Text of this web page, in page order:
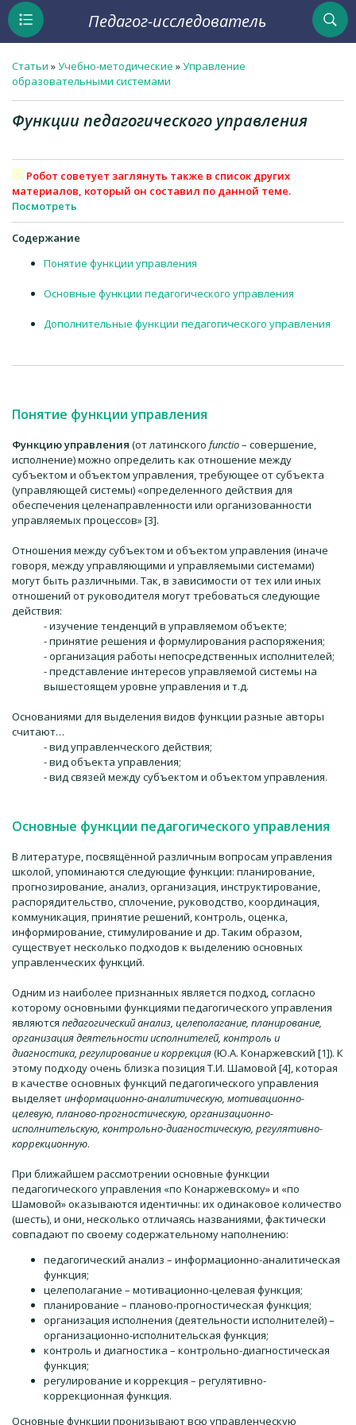
Педагог-исследователь
Статьи »Учебно-методические »Управление
образовательными системами
Функции педагогического управления
Робот советует заглянуть также в список других
материалов, который он составил по данной теме.
Посмотреть
Содержание
Понятие функции управления
Основные функции педагогического управления
Дополнительные функции педагогического управления
Понятие функции управления
Функцию управления (от латинского functio– совершение,
исполнение) можно определить как отношение между
субъектом и объектом управления, требующее от субъекта
(управляющей системы) «определенного действия для
обеспечения целенаправленности или организованности
управляемых процессов» [3].
Отношения между субъектом и объектом управления (иначе
говоря, между управляющими и управляемыми системами)
могут быть различными. Так, в зависимости от тех или иных
отношений от руководителя могут требоваться следующие
действия:
- изучение тенденций в управляемом объекте;
- принятие решения и формулирования распоряжения;
- организация работы непосредственных исполнителей;
- представление интересов управляемой системы на
вышестоящем уровне управления и т.д.
Основаниями для выделения видов функции разные авторы
считают…
- вид управленческого действия;
- вид объекта управления;
- вид связей между субъектом и объектом управления.
Основные функции педагогического управления
В литературе, посвящённой различным вопросам управления
школой, упоминаются следующие функции: планирование,
прогнозирование, анализ, организация, инструктирование,
распорядительство, сплочение, руководство, координация,
коммуникация, принятие решений, контроль, оценка,
информирование, стимулирование и др. Таким образом,
существует несколько подходов к выделению основных
управленческих функций.
Одним из наиболее признанных является подход, согласно
которому основными функциями педагогического управления
являются педагогический анализ, целеполагание, планирование,
организация деятельности исполнителей, контроль и
диагностика, регулирование и коррекция(Ю.А. Конаржевский [1]). К
этому подходу очень близка позиция Т.И. Шамовой [4], которая
в качестве основных функций педагогического управления
выделяетинформационно-аналитическую, мотивационно-
целевую, планово-прогностическую, организационно-
исполнительскую, контрольно-диагностическую, регулятивно-
коррекционную.
При ближайшем рассмотрении основные функции
педагогического управления «по Конаржевскому» и «по
Шамовой» оказываются идентичны: их одинаковое количество
(шесть), и они, несколько отличаясь названиями, фактически
совпадают по своему содержательному наполнению:
педагогический анализ – информационно-аналитическая
функция;
целеполагание – мотивационно-целевая функция;
планирование – планово-прогностическая функция;
организация исполнения (деятельности исполнителей) –
организационно-исполнительская функция;
контроль и диагностика – контрольно-диагностическая
функция;
регулирование и коррекция – регулятивно-
коррекционная функция.
Основные функции пронизывают всю управленческую